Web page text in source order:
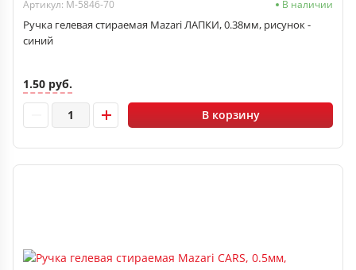
Артикул: M-5846-70 В наличии
Ручка гелевая стираемая Mazari ЛАПКИ, 0.38мм, рисунок -
синий
1.50 руб.
В корзину